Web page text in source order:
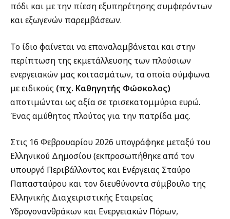
πόδι και με την πίεση εξυπηρέτησης συμφερόντων
και εξωγενών παρεμβάσεων.
Το ίδιο φαίνεται να επαναλαμβάνεται και στην
περίπτωση της εκμετάλλευσης των πλούσιων
ενεργειακών μας κοιτασμάτων, τα οποία σύμφωνα
με ειδικούς (πχ. Καθηγητής Φώσκολος)
αποτιμώνται ως αξία σε τρισεκατομμύρια ευρώ.
Ένας αμύθητος πλούτος για την πατρίδα μας.
Στις 16 Φεβρουαρίου 2026 υπογράφηκε μεταξύ του
Ελληνικού Δημοσίου (εκπροσωπήθηκε από τον
υπουργό Περιβάλλοντος και Ενέργειας Σταύρο
Παπασταύρου και τον διευθύνοντα σύμβουλο της
Ελληνικής Διαχειριστικής Εταιρείας
Υδρογονανθράκων και Ενεργειακών Πόρων,